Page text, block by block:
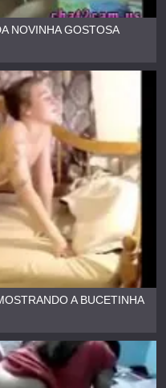
NOVINHA GOSTOSA
A BUCETINHA